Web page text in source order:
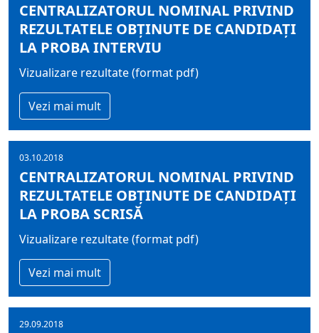
CENTRALIZATORUL NOMINAL PRIVIND
REZULTATELE OBŢINUTE DE CANDIDAŢI
LA PROBA INTERVIU
Vizualizare rezultate (format pdf)
Vezi mai mult
03.10.2018
CENTRALIZATORUL NOMINAL PRIVIND
REZULTATELE OBŢINUTE DE CANDIDAŢI
LA PROBA SCRISĂ
Vizualizare rezultate (format pdf)
Vezi mai mult
29.09.2018